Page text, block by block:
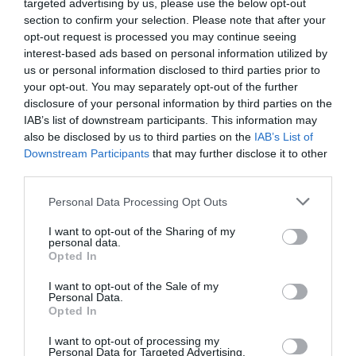
targeted advertising by us, please use the below opt-out
section to confirm your selection. Please note that after your
opt-out request is processed you may continue seeing
interest-based ads based on personal information utilized by
us or personal information disclosed to third parties prior to
your opt-out. You may separately opt-out of the further
disclosure of your personal information by third parties on the
IAB’s list of downstream participants. This information may
also be disclosed by us to third parties on the IAB’s List of
Downstream Participants that may further disclose it to other
Personal Data Processing Opt Outs
I want to opt-out of the Sharing of my
personal data.
Opted In
I want to opt-out of the Sale of my
Personal Data.
Opted In
I want to opt-out of processing my
Personal Data for Targeted Advertising.